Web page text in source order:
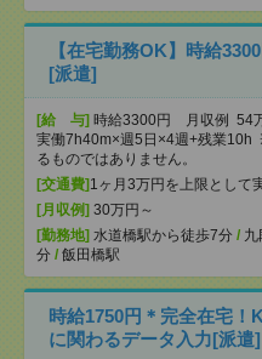
【在宅勤務OK】時給
[派遣]
[給 与] 時給3300円 月収例 54
実働7h40m×週5日×4週+残業10h
るものではありません。
[交通費] 1ヶ月3万円を上限として
[月収例] 30万円～
[勤務地] 水道橋駅から徒歩7分 /
分 / 飯田橋駅
時給1750円＊完全在宅！
に関わるデータ入力[派遣]